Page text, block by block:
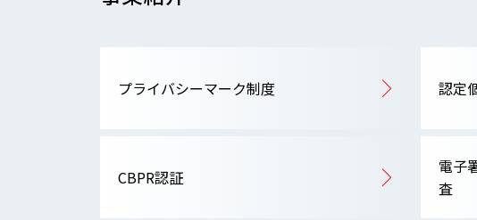
プライバシーマーク制度 認定
CBPR認証
電子
査